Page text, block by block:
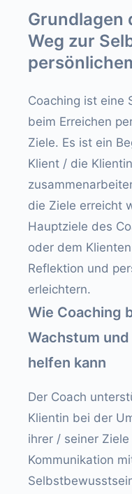
Grundlagen
Weg zur
Coaching ist eine
beim Erreichen
Ziele. Es ist ein
Klient / die
die Ziele erreicht
Hauptziele des
oder dem
Reflektion und
erleichtern.
Wie Coaching
Wachstum
helfen kann
Der Coach
Klientin bei der
ihrer / seiner
Kommunikation